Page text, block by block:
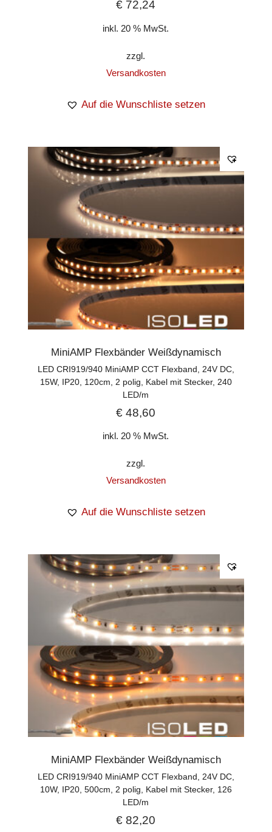
€ 72,24
inkl. 20 % MwSt.
zzgl.
Versandkosten
Auf die Wunschliste setzen
MiniAMP Flexbänder Weißdynamisch
LED CRI919/940 MiniAMP CCT Flexband, 24V DC,
15W, IP20, 120cm, 2 polig, Kabel mit Stecker, 240
LED/m
€ 48,60
inkl. 20 % MwSt.
zzgl.
Versandkosten
Auf die Wunschliste setzen
MiniAMP Flexbänder Weißdynamisch
LED CRI919/940 MiniAMP CCT Flexband, 24V DC,
10W, IP20, 500cm, 2 polig, Kabel mit Stecker, 126
LED/m
€ 82,20